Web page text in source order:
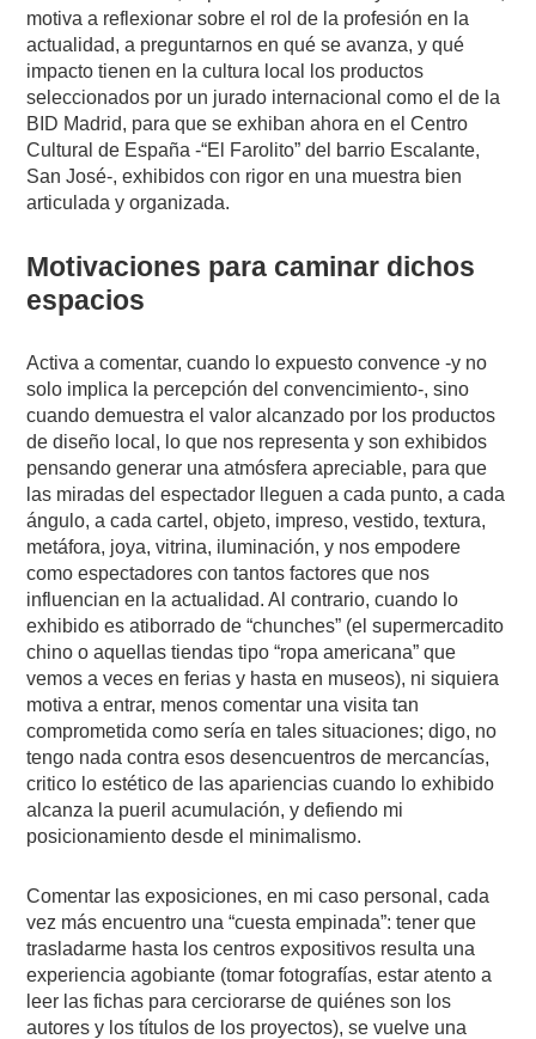
motiva a reflexionar sobre el rol de la profesión en la
actualidad, a preguntarnos en qué se avanza, y qué
impacto tienen en la cultura local los productos
seleccionados por un jurado internacional como el de la
BID Madrid, para que se exhiban ahora en el Centro
Cultural de España -“El Farolito” del barrio Escalante,
San José-, exhibidos con rigor en una muestra bien
articulada y organizada.
Motivaciones para caminar dichos
espacios
Activa a comentar, cuando lo expuesto convence -y no
solo implica la percepción del convencimiento-, sino
cuando demuestra el valor alcanzado por los productos
de diseño local, lo que nos representa y son exhibidos
pensando generar una atmósfera apreciable, para que
las miradas del espectador lleguen a cada punto, a cada
ángulo, a cada cartel, objeto, impreso, vestido, textura,
metáfora, joya, vitrina, iluminación, y nos empodere
como espectadores con tantos factores que nos
influencian en la actualidad. Al contrario, cuando lo
exhibido es atiborrado de “chunches” (el supermercadito
chino o aquellas tiendas tipo “ropa americana” que
vemos a veces en ferias y hasta en museos), ni siquiera
motiva a entrar, menos comentar una visita tan
comprometida como sería en tales situaciones; digo, no
tengo nada contra esos desencuentros de mercancías,
critico lo estético de las apariencias cuando lo exhibido
alcanza la pueril acumulación, y defiendo mi
posicionamiento desde el minimalismo.
Comentar las exposiciones, en mi caso personal, cada
vez más encuentro una “cuesta empinada”: tener que
trasladarme hasta los centros expositivos resulta una
experiencia agobiante (tomar fotografías, estar atento a
leer las fichas para cerciorarse de quiénes son los
autores y los títulos de los proyectos), se vuelve una